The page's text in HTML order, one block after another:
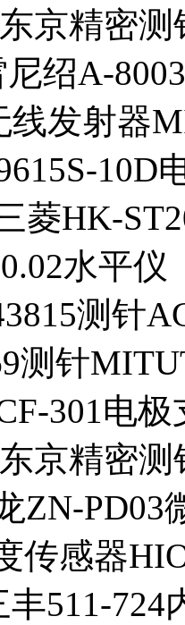
京精密测
绍A-
线发射器
10D
菱HK-
水平仪
测针
测针
301电极
京精密
ZN-PD03
传感器
511-724